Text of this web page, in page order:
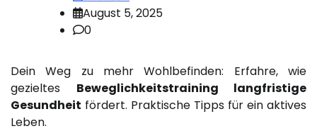
August 5, 2025
0
Dein Weg zu mehr Wohlbefinden: Erfahre, wie
gezieltes Beweglichkeitstraining langfristige
Gesundheit fördert. Praktische Tipps für ein aktives
Leben.